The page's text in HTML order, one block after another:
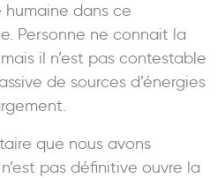
humaine dans ce
Personne ne connait la
il n’est pas contestable
de sources d’énergies
que nous avons
pas définitive ouvre la